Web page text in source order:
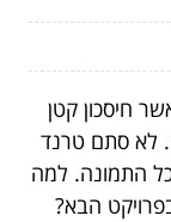
חיסכון קטן
לא סתם טרנד
התמונה. למה
הבא?